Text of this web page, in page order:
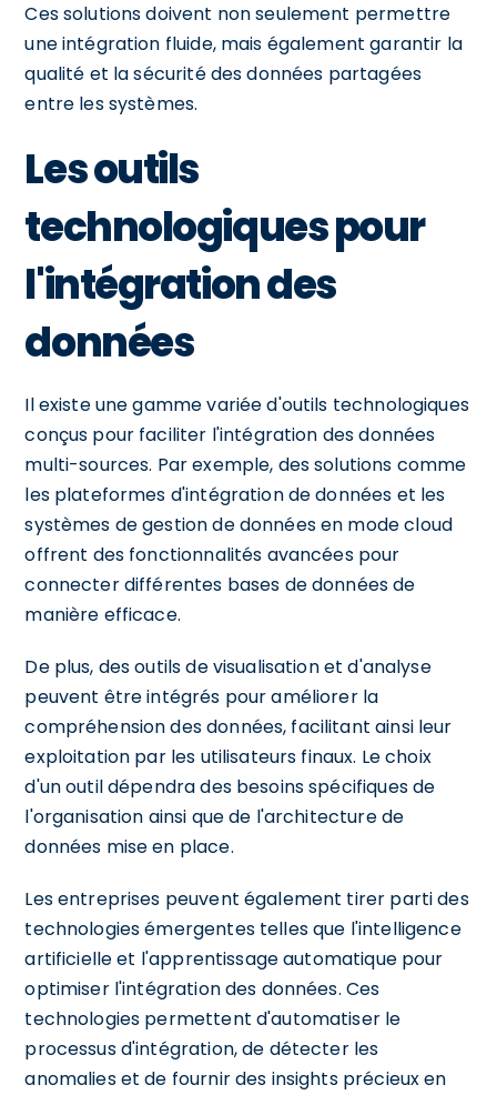
Ces solutions doivent non seulement permettre
une intégration fluide, mais également garantir la
qualité et la sécurité des données partagées
entre les systèmes.
Les outils
technologiques pour
l'intégration des
données
Il existe une gamme variée d'outils technologiques
conçus pour faciliter l'intégration des données
multi-sources. Par exemple, des solutions comme
les plateformes d'intégration de données et les
systèmes de gestion de données en mode cloud
offrent des fonctionnalités avancées pour
connecter différentes bases de données de
manière efficace.
De plus, des outils de visualisation et d'analyse
peuvent être intégrés pour améliorer la
compréhension des données, facilitant ainsi leur
exploitation par les utilisateurs finaux. Le choix
d'un outil dépendra des besoins spécifiques de
l'organisation ainsi que de l'architecture de
données mise en place.
Les entreprises peuvent également tirer parti des
technologies émergentes telles que l'intelligence
artificielle et l'apprentissage automatique pour
optimiser l'intégration des données. Ces
technologies permettent d'automatiser le
processus d'intégration, de détecter les
anomalies et de fournir des insights précieux en